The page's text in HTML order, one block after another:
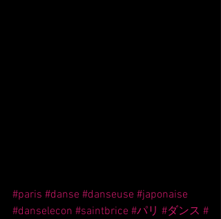
#paris #danse #danseuse #japonaise
#danselecon #saintbrice #パリ #ダンス #